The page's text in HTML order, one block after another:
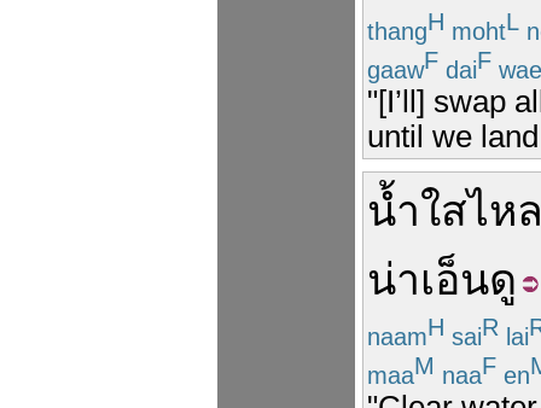
thangH mohtL
gaawF daiF
"[I’ll] swap
until we
น้ำใสไห
น่าเอ็นดู
naamH saiR lai
maaM naaF en